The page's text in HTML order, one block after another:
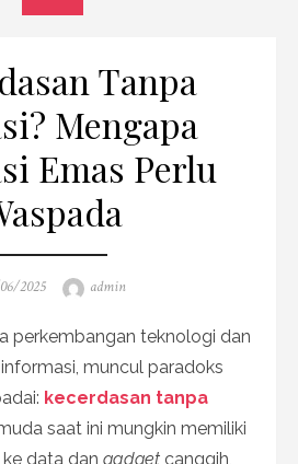
Tanpa
Mengapa
Emas Perlu
2025 Author
admin
perkembangan teknologi dan
muncul paradoks
kecerdasan tanpa
saat ini mungkin memiliki
data dan gadget canggih,